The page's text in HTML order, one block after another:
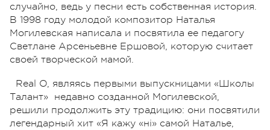
случайно, ведь у песни есть собственная история.
В 1998 году молодой композитор Наталья
Могилевская написала и посвятила ее педагогу
Светлане Арсеньевне Ершовой, которую считает
своей творческой мамой.
Real O, являясь первыми выпускницами «Школы
Талант» недавно созданной Могилевской,
решили продолжить эту традицию: они посвятили
легендарный хит «Я кажу «нi» самой Наталье,